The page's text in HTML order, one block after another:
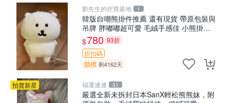
劉先生的挖寶基地 1
韓版自嘲熊掛件推薦 還有現貨 帶原包裝與
吊牌 胖嘟嘟超可愛 毛絨手感佳 小熊掛件
自嘲抱枕 小熊抱枕
$780 93折
折扣碼
競標 剩4162天
拍賣新星 福運連連 31
嚴選全新未拆封日本SanX輕松熊熊妹，附